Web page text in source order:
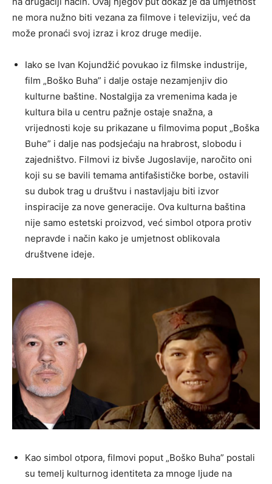
ne mora nužno biti vezana za filmove i televiziju, već da
može pronaći svoj izraz i kroz druge medije.
Iako se Ivan Kojundžić povukao iz filmske industrije,
film „Boško Buha” i dalje ostaje nezamjenjiv dio
kulturne baštine. Nostalgija za vremenima kada je
kultura bila u centru pažnje ostaje snažna, a
vrijednosti koje su prikazane u filmovima poput „Boška
Buhe” i dalje nas podsjećaju na hrabrost, slobodu i
zajedništvo. Filmovi iz bivše Jugoslavije, naročito oni
koji su se bavili temama antifašističke borbe, ostavili
su dubok trag u društvu i nastavljaju biti izvor
inspiracije za nove generacije. Ova kulturna baština
nije samo estetski proizvod, već simbol otpora protiv
nepravde i način kako je umjetnost oblikovala
društvene ideje.
Kao simbol otpora, filmovi poput „Boško Buha” postali
su temelj kulturnog identiteta za mnoge ljude na